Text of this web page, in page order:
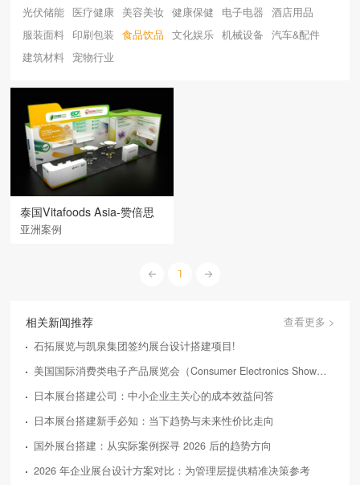
光伏储能 医疗健康 美容美妆 健康保健 电子电器
酒店用品
服装面料
印刷包装 食品饮品 文化娱乐 机械设备
汽车&配件
建筑材料
宠物行业
泰国Vitafoods Asia-赞倍思
亚洲案例
1
相关新闻推荐
查看更多 >
石拓展览与凯泉集团签约展台设计搭建项目!
美国国际消费类电子产品展览会（Consumer Electronics Show，简称CES）
日本展台搭建公司：中小企业主关心的成本效益问答
日本展台搭建新手必知：当下趋势与未来性价比走向
国外展台搭建：从实际案例探寻 2026 后的趋势方向
2026 年企业展台设计方案对比：为管理层提供精准决策参考